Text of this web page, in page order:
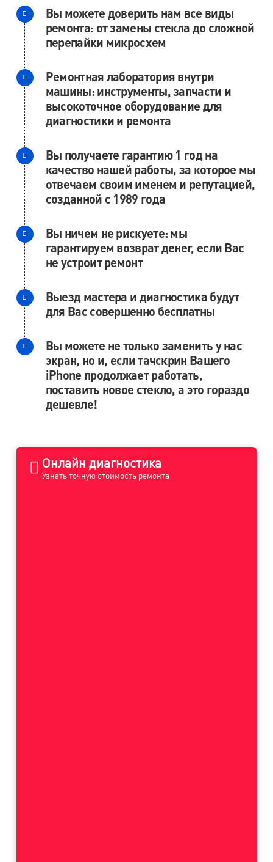
Вы можете доверить нам все виды
ремонта: от замены стекла до сложной
перепайки микросхем
Ремонтная лаборатория внутри
машины: инструменты, запчасти и
высокоточное оборудование для
диагностики и ремонта
Вы получаете гарантию 1 год на
качество нашей работы, за которое мы
отвечаем своим именем и репутацией,
созданной с 1989 года
Вы ничем не рискуете: мы
гарантируем возврат денег, если Вас
не устроит ремонт
Выезд мастера и диагностика будут
для Вас совершенно бесплатны
Вы можете не только заменить у нас
экран, но и, если тачскрин Вашего
iPhone продолжает работать,
поставить новое стекло, а это гораздо
дешевле!
Онлайн диагностика
Узнать точную стоимость ремонта